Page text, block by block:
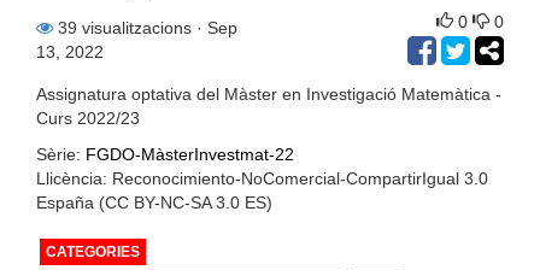
39 visualitzacions · Sep
13, 2022
0 0
Assignatura optativa del Màster en Investigació Matemàtica -
Curs 2022/23
Sèrie: FGDO-MàsterInvestmat-22
Llicència: Reconocimiento-NoComercial-CompartirIgual 3.0
España (CC BY-NC-SA 3.0 ES)
CATEGORIES